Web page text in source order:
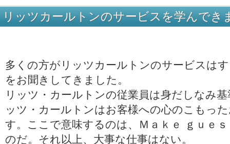
リッツカールトンのサービスを学んでき
多くの方がリッツカールトンのサービスは
をお聞きしてきました。
リッツ・カールトンの従業員は身だしなみ
ッツ・カールトンはお客様への心のこもっ
す。ここで意味するのは、Ｍａｋｅ ｇｕｅ
のだ。それ以上、大事な仕事はない。